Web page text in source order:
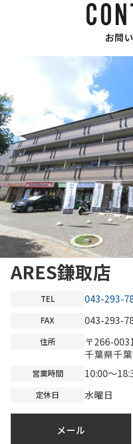
お問
ARES鎌取店
TEL 043-293-
FAX 043-293-
住所
〒266-
千葉県千
営業時間 10:00～
定休日 水曜日
メール